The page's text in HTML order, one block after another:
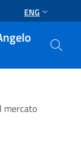
ENG
mercato